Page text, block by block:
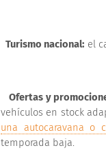
Turismo nacional: el
Ofertas y
vehículos en stock
una autocaravana o
temporada baja.